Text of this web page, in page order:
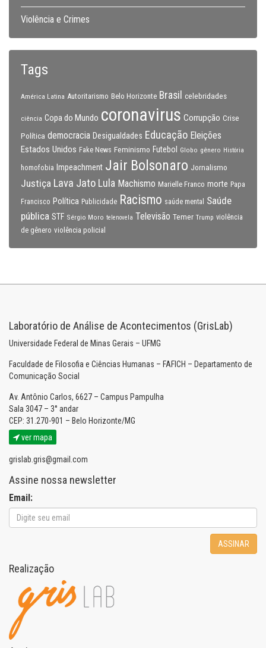
Violência e Crimes
Tags
América Latina Autoritarismo Belo Horizonte Brasil celebridades
ciência Copa do Mundo coronavirus Corrupção Crise
Política democracia Desigualdades Educação Eleições
Estados Unidos Fake News Feminismo Futebol Globo gênero História
homofobia Impeachment Jair Bolsonaro Jornalismo
Justiça Lava Jato Lula Machismo Marielle Franco morte Papa
Francisco Política Publicidade Racismo saúde mental
Saúde
pública STF Sérgio Moro telenovela Televisão Temer Trump violência
de gênero violência policial
Laboratório de Análise de Acontecimentos (GrisLab)
Universidade Federal de Minas Gerais – UFMG
Faculdade de Filosofia e Ciências Humanas – FAFICH – Departamento de
Comunicação Social
Av. Antônio Carlos, 6627 – Campus Pampulha
Sala 3047 – 3° andar
CEP: 31.270-901 – Belo Horizonte/MG
ver mapa
grislab.gris@gmail.com
Assine nossa newsletter
Email:
ASSINAR
Realização